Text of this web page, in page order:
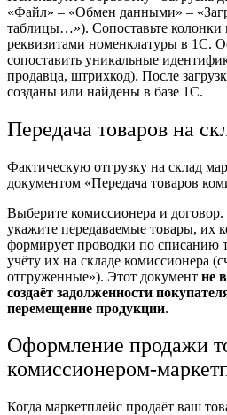
«Файл» – «Обмен данными» –
таблицы…»). Сопоставьте колонки
реквизитами номенклатуры в 1С.
сопоставить уникальные
продавца, штрихкод). После
созданы или найдены в базе 1С.
Передача товаров на
Фактическую отгрузку на склад
документом «Передача товаров
Выберите комиссионера и
укажите передаваемые товары, их
формирует проводки по списанию
учёту их на складе комиссионера
отгруженные»). Этот документ не
создаёт задолженности
перемещение продукции.
Оформление продажи
комиссионером-
Когда маркетплейс продаёт ваш